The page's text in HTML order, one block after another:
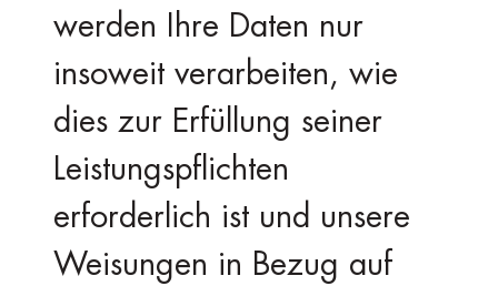
werden Ihre Daten nur
insoweit verarbeiten, wie
dies zur Erfüllung seiner
Leistungspflichten
erforderlich ist und unsere
Weisungen in Bezug auf